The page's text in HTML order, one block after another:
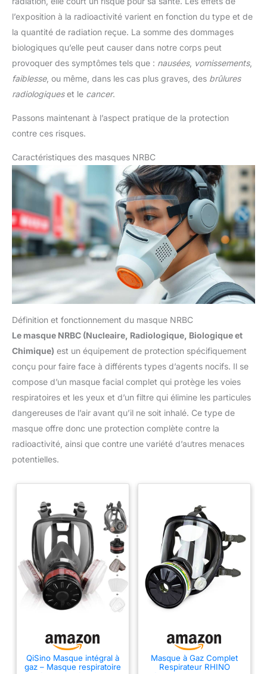
l’exposition à la radioactivité varient en fonction du type et de
la quantité de radiation reçue. La somme des dommages
biologiques qu’elle peut causer dans notre corps peut
provoquer des symptômes tels que : nausées, vomissements,
faiblesse, ou même, dans les cas plus graves, des brûlures
radiologiqueset le cancer.
Passons maintenant à l’aspect pratique de la protection
contre ces risques.
Caractéristiques des masques NRBC
Définition et fonctionnement du masque NRBC
Le masque NRBC (Nucleaire, Radiologique, Biologique et
Chimique) est un équipement de protection spécifiquement
conçu pour faire face à différents types d’agents nocifs. Il se
compose d’un masque facial complet qui protège les voies
respiratoires et les yeux et d’un filtre qui élimine les particules
dangereuses de l’air avant qu’il ne soit inhalé. Ce type de
masque offre donc une protection complète contre la
radioactivité, ainsi que contre une variété d’autres menaces
potentielles.
QiSino Masque intégral à
gaz – Masque respiratoire
Masque à Gaz Complet
Respirateur RHINO